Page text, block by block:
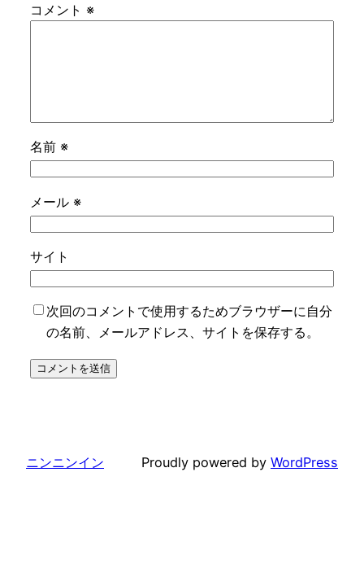
コメント ※
名前 ※
メール ※
サイト
次回のコメントで使用するためブラウザーに自分
の名前、メールアドレス、サイトを保存する。
ニンニンイン Proudly powered by WordPress